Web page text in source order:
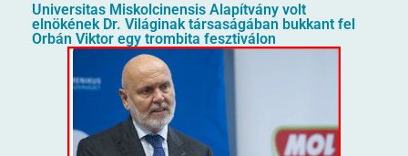
Universitas Miskolcinensis Alapítvány volt
elnökének Dr. Világinak társaságában bukkant fel
Orbán Viktor egy trombita fesztiválon